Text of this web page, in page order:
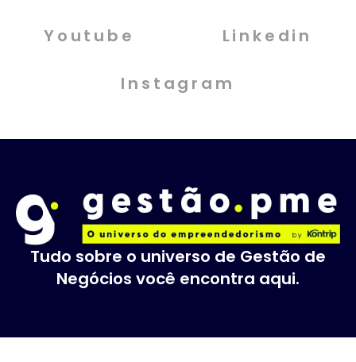
Youtube Linkedin
Instagram
Tudo sobre o universo de Gestão de
Negócios você encontra aqui.